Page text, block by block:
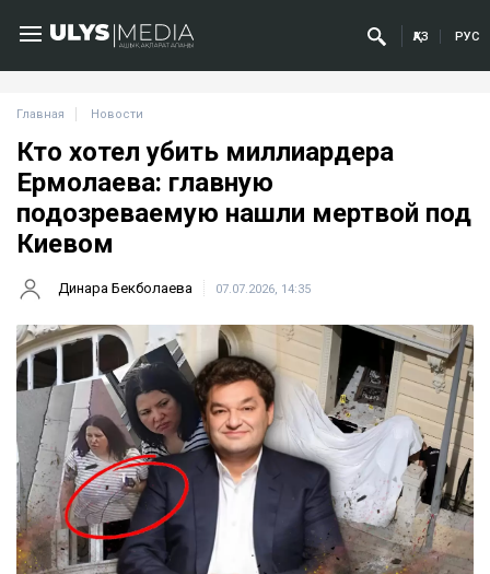
ҚАЗ РУС
Главная Новости
Кто хотел убить миллиардера
Ермолаева: главную
подозреваемую нашли мертвой под
Киевом
Динара Бекболаева 07.07.2026, 14:35